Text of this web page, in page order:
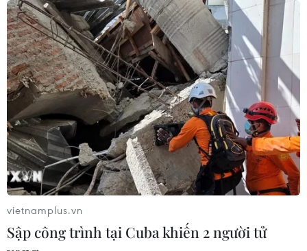
Dự thảo Luật Kiến trúc: Bổ sung quy
định nhận diện bản sắc văn hóa dân
tộc
06/08/2026 11:29
Khởi động xét chọn Doanh nghiệp
đạt chuẩn văn hóa kinh doanh Việt
Nam 2026
Xã Tây Giang khai mạc Ngày hội văn
vietnamplus.vn
Sập công trình tại Cuba khiến 2 người tử